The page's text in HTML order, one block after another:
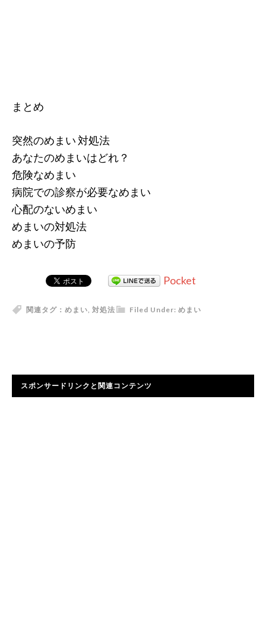
まとめ
突然のめまい 対処法
あなたのめまいはどれ？
危険なめまい
病院での診察が必要なめまい
心配のないめまい
めまいの対処法
めまいの予防
Pocket
Filed Under: めまい
関連タグ： めまい, 対処法
スポンサードリンクと関連コンテンツ